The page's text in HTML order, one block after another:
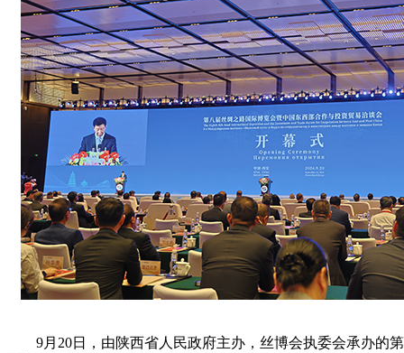
9月20日，由陕西省人民政府主办，丝博会执委会承办的